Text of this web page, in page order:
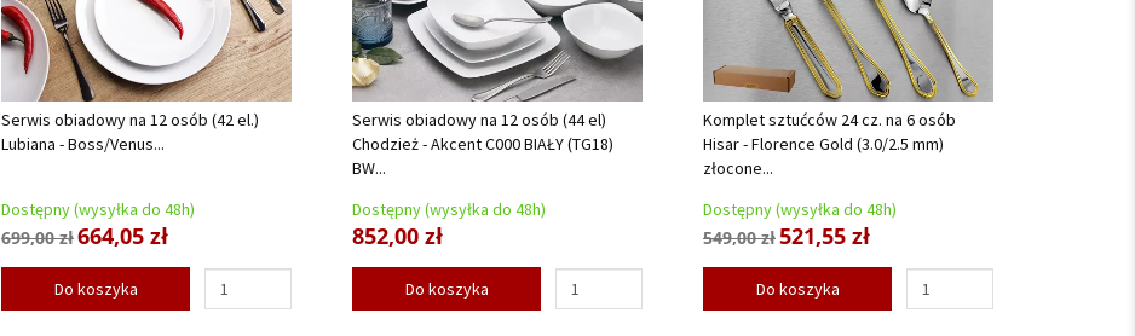
Serwis obiadowy na 12 osób (42 el.)
Lubiana - Boss/Venus...
Dostępny (wysyłka do 48h)
699,00 zł664,05 zł
Do koszyka
Serwis obiadowy na 12 osób (44 el)
Chodzież - Akcent C000 BIAŁY (TG18)
BW...
Dostępny (wysyłka do 48h)
852,00 zł
Do koszyka
Komplet sztućców 24 cz. na 6 osób
Hisar - Florence Gold (3.0/2.5 mm)
złocone...
Dostępny (wysyłka do 48h)
549,00 zł521,55 zł
Do koszyka